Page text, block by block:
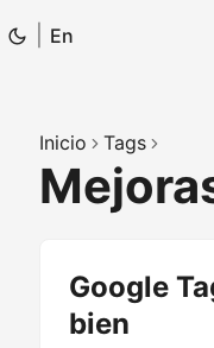
En
Inicio Tags
Google
bien